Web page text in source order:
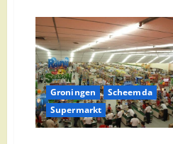
Roossien
Supermarkten
BV
in
Scheemda
Groningen
Scheemda
Supermarkt